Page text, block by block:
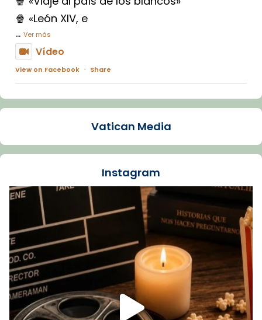
🍿 «León XIV, e
... Ver más
Vídeo
View on Facebook · Share
Arquebisbat de Barcelona
La Carmina va patir depressió. Fa gairebé
dos mesos, a l'Estadi Lluís Companys, la
Recupera l'entrevista comp
Vatican
tican News 👇
www.vaticannews.va/es/iglesia/news/2026-
07/carmina-historia-depresion-papa-viaje-
espana-testimoni...
Foto
View on Facebook · Share
Vatican Media
Instagram